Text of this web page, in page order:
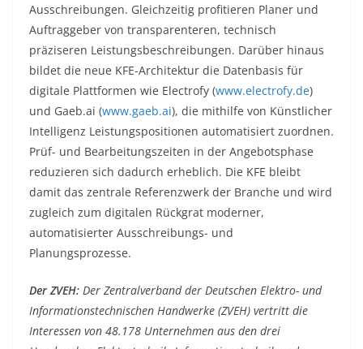
Ausschreibungen. Gleichzeitig profitieren Planer und
Auftraggeber von transparenteren, technisch
präziseren Leistungsbeschreibungen. Darüber hinaus
bildet die neue KFE-Architektur die Datenbasis für
digitale Plattformen wie Electrofy (www.electrofy.de)
und Gaeb.ai (www.gaeb.ai), die mithilfe von Künstlicher
Intelligenz Leistungspositionen automatisiert zuordnen.
Prüf- und Bearbeitungszeiten in der Angebotsphase
reduzieren sich dadurch erheblich. Die KFE bleibt
damit das zentrale Referenzwerk der Branche und wird
zugleich zum digitalen Rückgrat moderner,
automatisierter Ausschreibungs- und
Planungsprozesse.
Der ZVEH: Der Zentralverband der Deutschen Elektro- und
Informationstechnischen Handwerke (ZVEH) vertritt die
Interessen von 48.178 Unternehmen aus den drei